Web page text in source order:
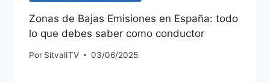
Zonas de Bajas Emisiones en España: todo
lo que debes saber como conductor
Por SitvalITV 03/06/2025